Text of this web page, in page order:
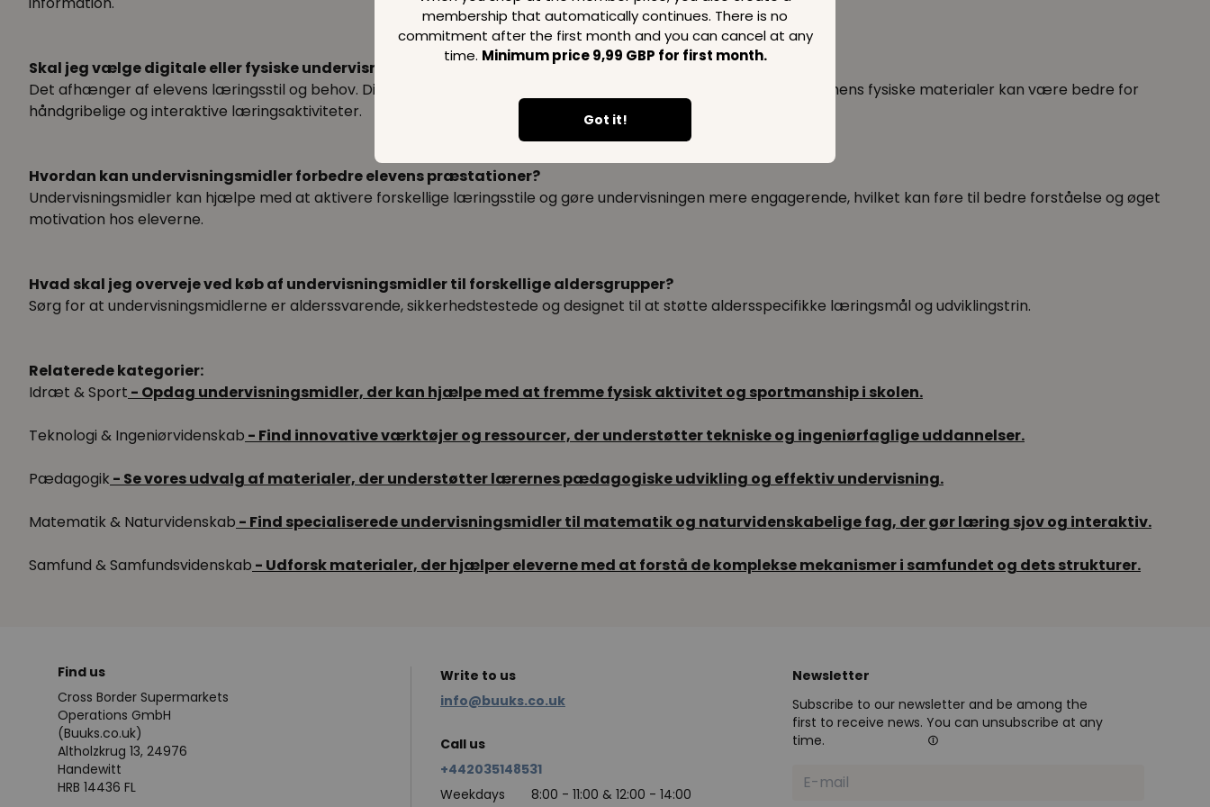
membership that automatically continues. There is no
commitment after the first month and you can cancel at any
time. Minimum price 9,99 GBP for first month.
Got it!
Skal jeg vælge digitale eller fysiske undervisningsmidler?
Det afhænger af elevens læringsstil og behov. Digitale undervisningsmidler tilbyder fleksibilitet og opdateringer, mens fysiske materialer kan være bedre for
håndgribelige og interaktive læringsaktiviteter.
Hvordan kan undervisningsmidler forbedre elevens præstationer?
Undervisningsmidler kan hjælpe med at aktivere forskellige læringsstile og gøre undervisningen mere engagerende, hvilket kan føre til bedre forståelse og øget
motivation hos eleverne.
Hvad skal jeg overveje ved køb af undervisningsmidler til forskellige aldersgrupper?
Sørg for at undervisningsmidlerne er alderssvarende, sikkerhedstestede og designet til at støtte aldersspecifikke læringsmål og udviklingstrin.
Relaterede kategorier:
Idræt & Sport - Opdag undervisningsmidler, der kan hjælpe med at fremme fysisk aktivitet og sportmanship i skolen.
Teknologi & Ingeniørvidenskab - Find innovative værktøjer og ressourcer, der understøtter tekniske og ingeniørfaglige uddannelser.
Pædagogik - Se vores udvalg af materialer, der understøtter lærernes pædagogiske udvikling og effektiv undervisning.
Matematik & Naturvidenskab - Find specialiserede undervisningsmidler til matematik og naturvidenskabelige fag, der gør læring sjov og interaktiv.
Samfund & Samfundsvidenskab - Udforsk materialer, der hjælper eleverne med at forstå de komplekse mekanismer i samfundet og dets strukturer.
Find us
Cross Border Supermarkets
Operations GmbH
(Buuks.co.uk)
Altholzkrug 13, 24976
Handewitt
HRB 14436 FL
Write to us
info@buuks.co.uk
Call us
+442035148531
Weekdays
8:00 - 11:00 & 12:00 - 14:00
Newsletter
Subscribe to our newsletter and be among the
first to receive news. You can unsubscribe at any
time.